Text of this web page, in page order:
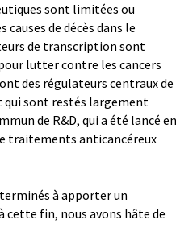
sont limitées ou
de décès dans le
de transcription sont
lutter contre les cancers
des régulateurs centraux de
qui sont restés largement
de R&D, qui a été lancé en
traitements anticancéreux
à apporter un
cette fin, nous avons hâte de